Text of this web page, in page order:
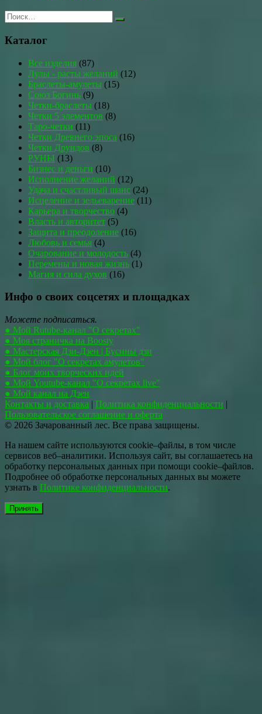
Каталог
Все изделия (87)
Лулы - расты желаний (12)
Браслеты-амулеты (15)
Союз Богинь (9)
Четки-браслеты (18)
Четки 5 элементов (8)
Таро-четки (11)
Четки Древнего эпоса (16)
Четки Друидов (8)
РУНЫ (13)
Бизнес и деньги (10)
Исполнение желаний (12)
Удача и счастливый шанс (24)
Исцеление и зельеварение (11)
Карьера и творчество (4)
Власть и авторитет (5)
Защита и преодоление (16)
Любовь и семья (4)
Очарование и молодость (4)
Перемены и новая жизнь (1)
Магия и сила духов (16)
Инфо о своих соцсетях и площадках
Можете подписаться.
● Мой Rutube-канал "О секретах"
● Моя страничка на Boosty
● Мастерская Дзи-Дзен | Бусины дзи
● Мой блог "О секретах амулетов"
● Блог моих творческих идей
● Мой Youtube-канал "О секретах live"
● Мой канал на Дзен
Контакты и доставка | Политика конфиденциальности |
Пользовательское соглашение и оферта
© 2026 Зачарованный лес. Все права защищены.
На нашем сайте используются cookie–файлы, в том числе
сервисов веб–аналитики. Используя сайт, вы соглашаетесь на
обработку персональных данных при помощи cookie–файлов.
Подробнее об обработке персональных данных вы можете
узнать в Политике конфиденциальности.
Принять